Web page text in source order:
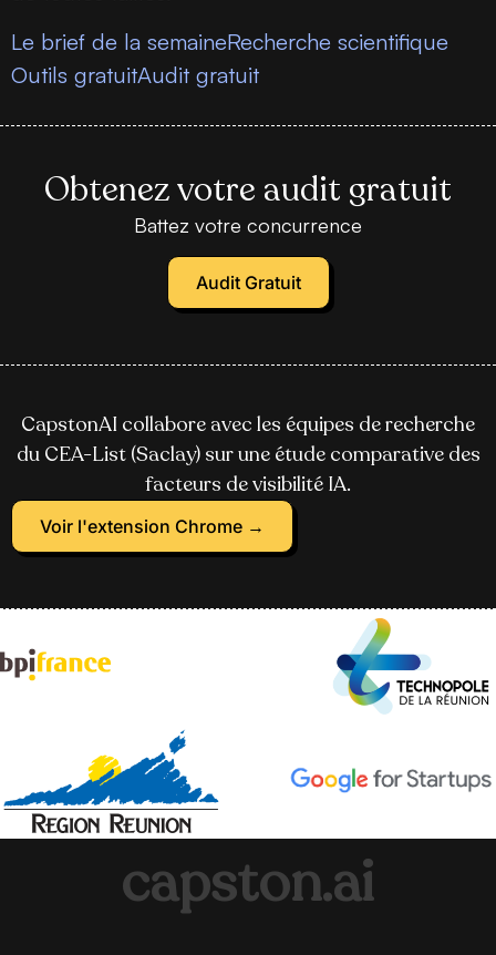
Le brief de la semaineRecherche scientifique
Outils gratuitAudit gratuit
Obtenez votre audit gratuit
Battez votre concurrence
Audit Gratuit
CapstonAI collabore avec les équipes de recherche
du CEA-List (Saclay) sur une étude comparative des
facteurs de visibilité IA.
Voir l'extension Chrome →
capston.ai